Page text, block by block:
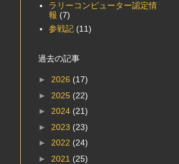
ラリーコンピューター認定情
報 (7)
参戦記 (11)
過去の記事
► 2026 (17)
► 2025 (22)
► 2024 (21)
► 2023 (23)
► 2022 (24)
► 2021 (25)